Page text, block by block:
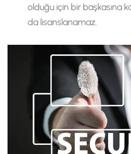
olduğu için bir başkasına
da lisanslanamaz.